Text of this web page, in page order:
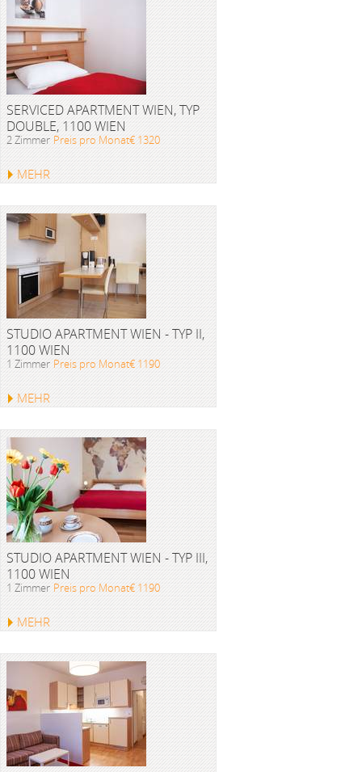
SERVICED APARTMENT WIEN, TYP
DOUBLE, 1100 WIEN
2 Zimmer Preis pro Monat€ 1320
MEHR
STUDIO APARTMENT WIEN - TYP II,
1100 WIEN
1 Zimmer Preis pro Monat€ 1190
MEHR
STUDIO APARTMENT WIEN - TYP III,
1100 WIEN
1 Zimmer Preis pro Monat€ 1190
MEHR